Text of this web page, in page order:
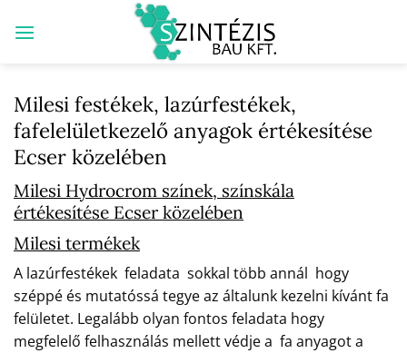
Milesi festékek, lazúrfestékek,
fafelelületkezelő anyagok értékesítése
Ecser közelében
Milesi Hydrocrom színek, színskála
értékesítése Ecser közelében
Milesi termékek
A lazúrfestékek feladata sokkal több annál hogy
széppé és mutatóssá tegye az általunk kezelni kívánt fa
felületet. Legalább olyan fontos feladata hogy
megfelelő felhasználás mellett védje a fa anyagot a